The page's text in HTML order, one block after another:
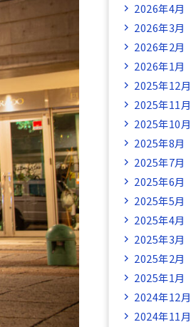
2026年4月
2026年3月
2026年2月
2026年1月
2025年12月
2025年11月
2025年10月
2025年8月
2025年7月
2025年6月
2025年5月
2025年4月
2025年3月
2025年2月
2025年1月
2024年12月
2024年11月